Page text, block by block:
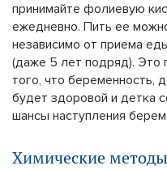
принимайте фолиевую
ежедневно. Пить ее
независимо от приема
(даже 5 лет подряд). Это
того, что беременность,
будет здоровой и детка
шансы наступления
Химические